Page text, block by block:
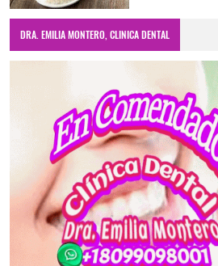
DRA. EMILIA MONTERO, CLINICA DENTAL